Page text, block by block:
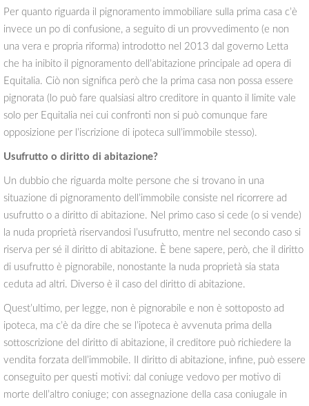
Per quanto riguarda il pignoramento immobiliare sulla prima casa c’è
invece un po di confusione, a seguito di un provvedimento (e non
una vera e propria riforma) introdotto nel 2013 dal governo Letta
che ha inibito il pignoramento dell’abitazione principale ad opera di
Equitalia. Ciò non significa però che la prima casa non possa essere
pignorata (lo può fare qualsiasi altro creditore in quanto il limite vale
solo per Equitalia nei cui confronti non si può comunque fare
opposizione per l’iscrizione di ipoteca sull’immobile stesso).
Usufrutto o diritto di abitazione?
Un dubbio che riguarda molte persone che si trovano in una
situazione di pignoramento dell’immobile consiste nel ricorrere ad
usufrutto o a diritto di abitazione. Nel primo caso si cede (o si vende)
la nuda proprietà riservandosi l’usufrutto, mentre nel secondo caso si
riserva per sé il diritto di abitazione. È bene sapere, però, che il diritto
di usufrutto è pignorabile, nonostante la nuda proprietà sia stata
ceduta ad altri. Diverso è il caso del diritto di abitazione.
Quest’ultimo, per legge, non è pignorabile e non è sottoposto ad
ipoteca, ma c’è da dire che se l’ipoteca è avvenuta prima della
sottoscrizione del diritto di abitazione, il creditore può richiedere la
vendita forzata dell’immobile. Il diritto di abitazione, infine, può essere
conseguito per questi motivi: dal coniuge vedovo per motivo di
morte dell’altro coniuge; con assegnazione della casa coniugale in